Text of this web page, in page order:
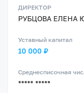
ДИРЕКТОР
РУБЦОВА ЕЛЕНА
Уставный капитал
10 000 ₽
Среднесписочная
***** *****